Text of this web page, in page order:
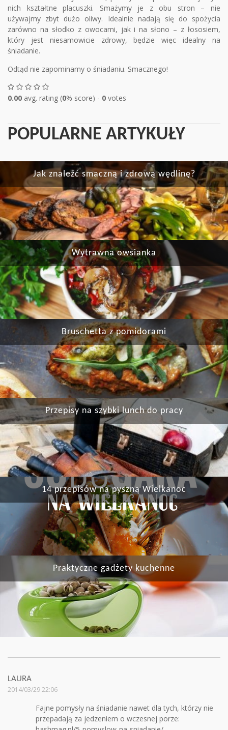
nich kształtne placuszki. Smażymy je z obu stron – nie
używajmy zbyt dużo oliwy. Idealnie nadają się do spożycia
zarówno na słodko z owocami, jak i na słono – z łososiem,
który jest niesamowicie zdrowy, będzie więc idealny na
śniadanie.
Odtąd nie zapominamy o śniadaniu. Smacznego!
0.00 avg. rating (0% score) - 0 votes
POPULARNE ARTYKUŁY
Jak znaleźć smaczną i zdrową wędlinę?
Wytrawna owsianka
Bruschetta z pomidorami
Przepisy na szybki lunch do pracy
14 przepisów na pyszną Wielkanoc
Praktyczne gadżety kuchenne
LAURA
2014/03/29 22:06
Fajne pomysły na śniadanie nawet dla tych, którzy nie
przepadają za jedzeniem o wczesnej porze: